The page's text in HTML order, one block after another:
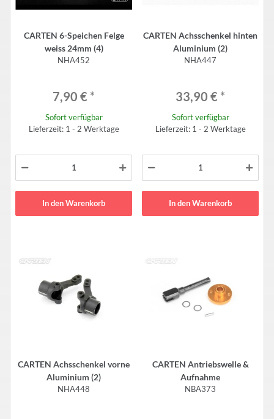
CARTEN 6-Speichen Felge
weiss 24mm (4)
NHA452
7,90 € *
Sofort verfügbar
Lieferzeit: 1 - 2 Werktage
In den Warenkorb
CARTEN Achsschenkel hinten
Aluminium (2)
NHA447
33,90 € *
Sofort verfügbar
Lieferzeit: 1 - 2 Werktage
In den Warenkorb
CARTEN Achsschenkel vorne
Aluminium (2)
NHA448
CARTEN Antriebswelle &
Aufnahme
NBA373